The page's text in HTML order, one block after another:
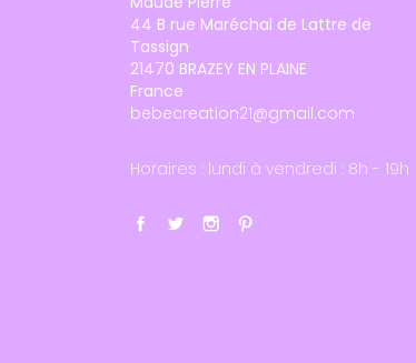
44 B rue Maréchal de Lattre de
Tassign
21470 BRAZEY EN PLAINE
France
bebecreation21@gmail.com
Horaires : lundi à vendredi : 8h - 19h